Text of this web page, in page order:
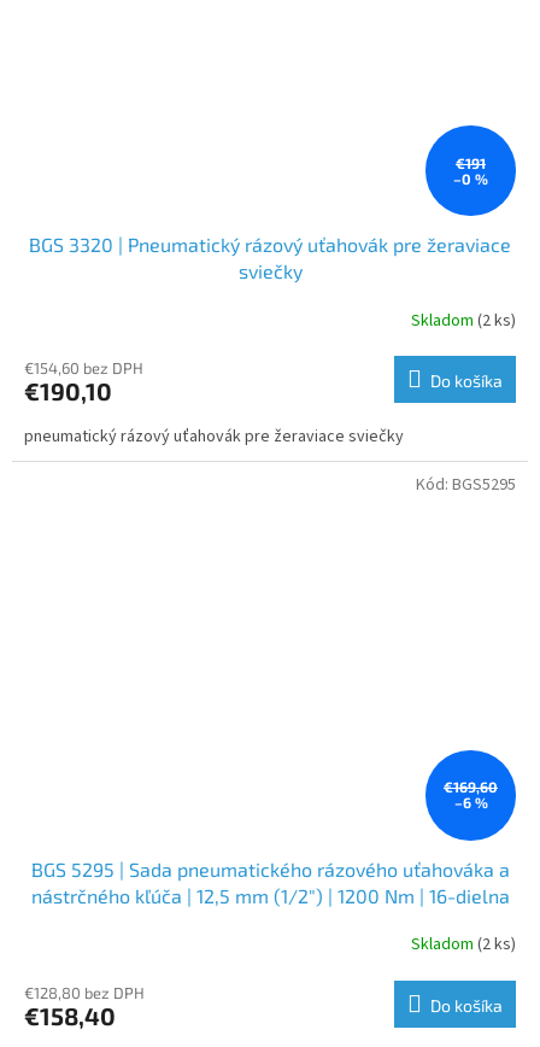
€191
–0 %
BGS 3320 | Pneumatický rázový uťahovák pre žeraviace
sviečky
Skladom (2 ks)
€154,60 bez DPH
€190,10 Do košíka
pneumatický rázový uťahovák pre žeraviace sviečky
€169,60
–6 %
BGS 5295 | Sada pneumatického rázového uťahováka a
nástrčného kľúča | 12,5 mm (1/2") | 1200 Nm | 16-dielna
Skladom (2 ks)
€128,80 bez DPH
€158,40 Do košíka
Kód: BGS5295